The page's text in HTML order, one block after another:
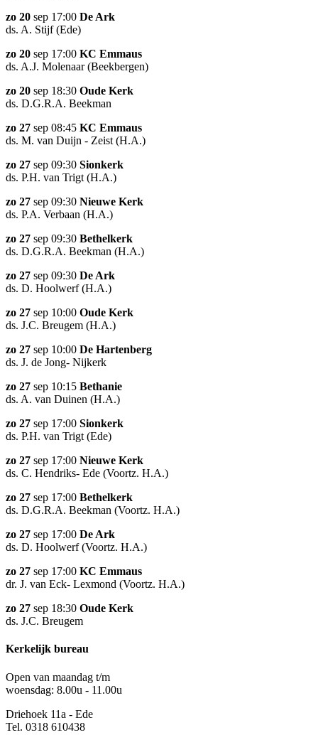
zo 20 sep 17:00 De Ark
ds. A. Stijf (Ede)
zo 20 sep 17:00 KC Emmaus
ds. A.J. Molenaar (Beekbergen)
zo 20 sep 18:30 Oude Kerk
ds. D.G.R.A. Beekman
zo 27 sep 08:45 KC Emmaus
ds. M. van Duijn - Zeist (H.A.)
zo 27 sep 09:30 Sionkerk
ds. P.H. van Trigt (H.A.)
zo 27 sep 09:30 Nieuwe Kerk
ds. P.A. Verbaan (H.A.)
zo 27 sep 09:30 Bethelkerk
ds. D.G.R.A. Beekman (H.A.)
zo 27 sep 09:30 De Ark
ds. D. Hoolwerf (H.A.)
zo 27 sep 10:00 Oude Kerk
ds. J.C. Breugem (H.A.)
zo 27 sep 10:00 De Hartenberg
ds. J. de Jong- Nijkerk
zo 27 sep 10:15 Bethanie
ds. A. van Duinen (H.A.)
zo 27 sep 17:00 Sionkerk
ds. P.H. van Trigt (Ede)
zo 27 sep 17:00 Nieuwe Kerk
ds. C. Hendriks- Ede (Voortz. H.A.)
zo 27 sep 17:00 Bethelkerk
ds. D.G.R.A. Beekman (Voortz. H.A.)
zo 27 sep 17:00 De Ark
ds. D. Hoolwerf (Voortz. H.A.)
zo 27 sep 17:00 KC Emmaus
dr. J. van Eck- Lexmond (Voortz. H.A.)
zo 27 sep 18:30 Oude Kerk
ds. J.C. Breugem
Kerkelijk bureau
Open van maandag t/m
woensdag: 8.00u - 11.00u
Driehoek 11a - Ede
Tel. 0318 610438